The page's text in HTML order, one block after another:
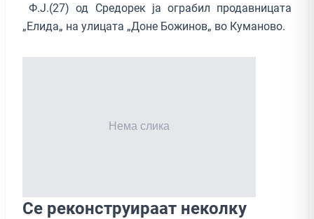
Ф.Ј.(27) од Средорек ја ограбил продавницата
„Елида„ на улицата „Доне Божинов„ во Куманово.
Се реконструираат неколку